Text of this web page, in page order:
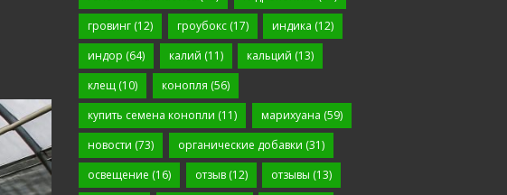
гровинг (12) гроубокс(17) индика (12)
индор (64) калий (11) кальций (13)
клещ (10) конопля (56)
купить семена конопли (11) марихуана (59)
новости (73) органические добавки (31)
освещение (16) отзыв(12) отзывы (13)